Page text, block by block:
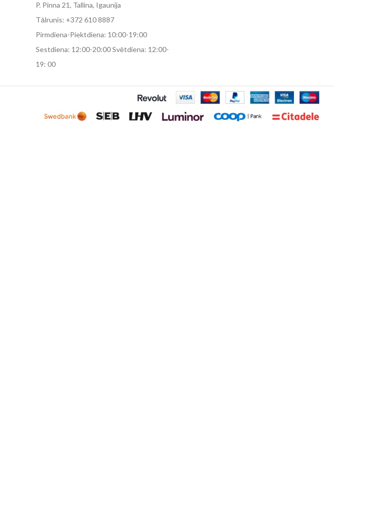
P. Pinna 21, Tallina, Igaunija
Tālrunis: +372 610 8887
Pirmdiena-Piektdiena: 10:00-19:00
Sestdiena: 12:00-20:00 Svētdiena: 12:00-
19: 00